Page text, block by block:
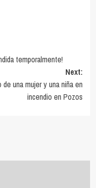
temporalmente!
Next:
una mujer y una niña en
incendio en Pozos